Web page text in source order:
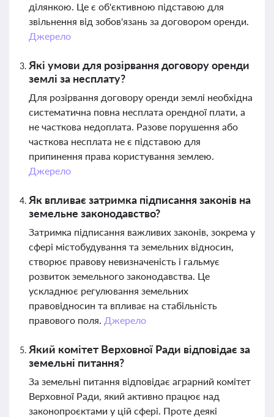
ділянкою. Це є об'єктивною підставою для
звільнення від зобов'язань за договором оренди.
Джерело
Які умови для розірвання договору оренди
землі за несплату?
Для розірвання договору оренди землі необхідна
систематична повна несплата орендної плати, а
не часткова недоплата. Разове порушення або
часткова несплата не є підставою для
припинення права користування землею.
Джерело
Як впливає затримка підписання законів на
земельне законодавство?
Затримка підписання важливих законів, зокрема у
сфері містобудування та земельних відносин,
створює правову невизначеність і гальмує
розвиток земельного законодавства. Це
ускладнює регулювання земельних
правовідносин та впливає на стабільність
правового поля. Джерело
Який комітет Верховної Ради відповідає за
земельні питання?
За земельні питання відповідає аграрний комітет
Верховної Ради, який активно працює над
законопроєктами у цій сфері. Проте деякі